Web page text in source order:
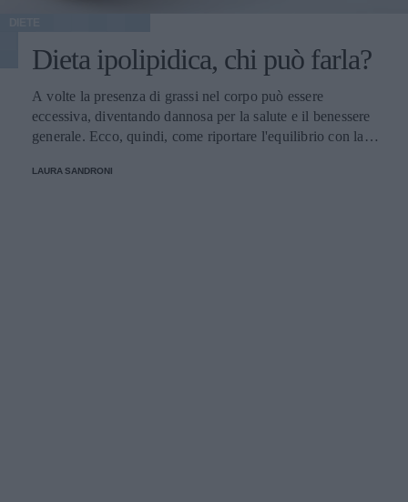
Dieta ipolipidica, chi può farla?
A volte la presenza di grassi nel corpo può essere
eccessiva, diventando dannosa per la salute e il benessere
generale. Ecco, quindi, come riportare l'equilibrio con la
di grassi.
LAURA SANDRONI